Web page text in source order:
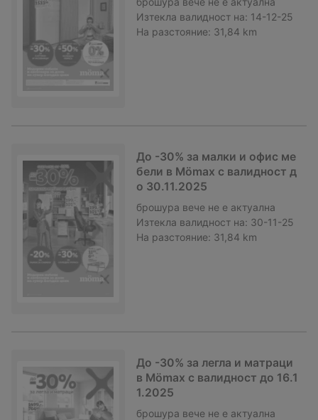
Изтекла валидност на: 14-12-25
На разстояние: 31,84 km
До -30% за малки и офис ме
бели в Mömax с валидност д
о 30.11.2025
брошура вече не е актуална
Изтекла валидност на: 30-11-25
На разстояние: 31,84 km
До -30% за легла и матраци
в Mömax с валидност до 16.1
1.2025
брошура вече не е актуална